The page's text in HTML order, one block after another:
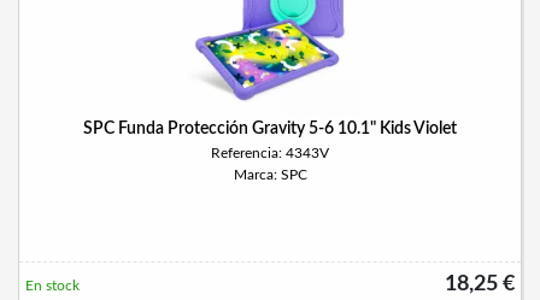
SPC Funda Protección Gravity 5-6 10.1" Kids Violet
Referencia: 4343V
Marca: SPC
18,25 €
En stock